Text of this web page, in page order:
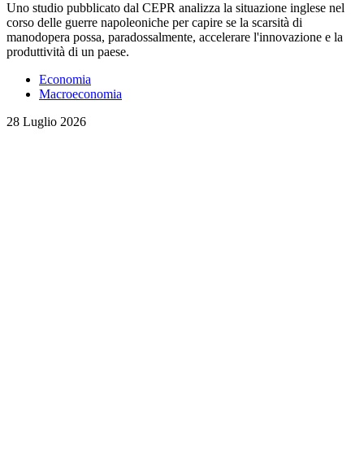
Uno studio pubblicato dal CEPR analizza la situazione inglese nel
corso delle guerre napoleoniche per capire se la scarsità di
manodopera possa, paradossalmente, accelerare l'innovazione e la
produttività di un paese.
Economia
Macroeconomia
28 Luglio 2026